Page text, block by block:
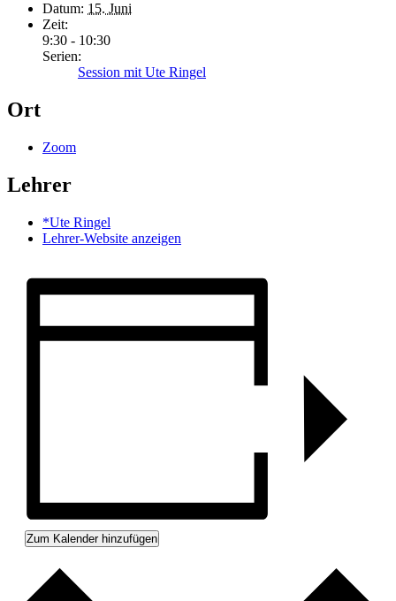
Datum: 15. Juni
Zeit:
9:30 - 10:30
Serien:
Session mit Ute Ringel
Ort
Zoom
Lehrer
*Ute Ringel
Lehrer-Website anzeigen
Zum Kalender hinzufügen